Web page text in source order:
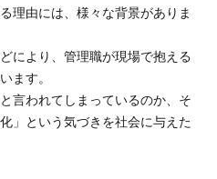
理由には、様々な背景がありま
により、管理職が現場で抱える
ます。
言われてしまっているのか、そ
」という気づきを社会に与えた